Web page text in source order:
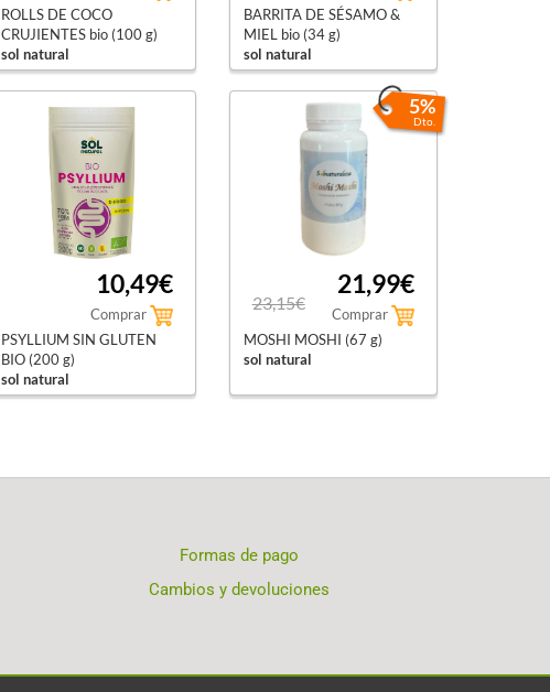
ROLLS DE COCO
CRUJIENTES bio (100 g)
sol natural
BARRITA DE SÉSAMO &
MIEL bio (34 g)
sol natural
10,49€
Comprar
PSYLLIUM SIN GLUTEN
BIO (200 g)
sol natural
5%
Dto.
23,15€
21,99€
Comprar
MOSHI MOSHI (67 g)
sol natural
Formas de pago
Cambios y devoluciones